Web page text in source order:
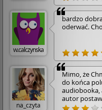
w.calczynska
bardzo
oderwać.
na_czyta
Mimo, że
do końca
audiobooka,
autor
oraz